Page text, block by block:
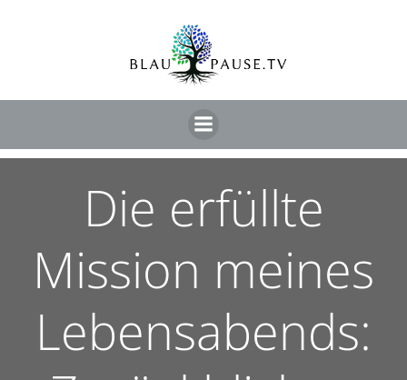
Die erfüllte
Mission meines
Lebensabends: